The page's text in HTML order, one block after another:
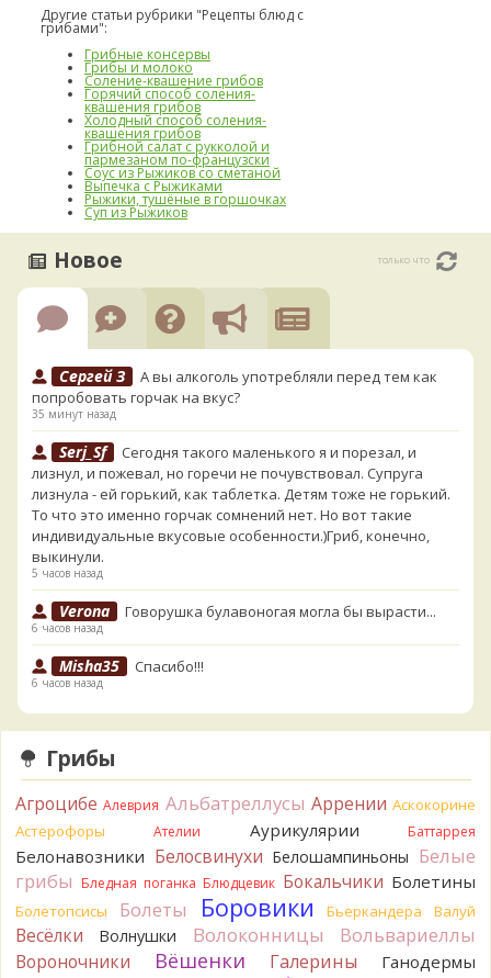
Другие статьи рубрики "Рецепты блюд с
грибами":
Грибные консервы
Грибы и молоко
Соление-квашение грибов
Горячий способ соления-
квашения грибов
Холодный способ соления-
квашения грибов
Грибной салат с рукколой и
пармезаном по-французски
Соус из Рыжиков со сметаной
Выпечка с Рыжиками
Рыжики, тушёные в горшочках
Суп из Рыжиков
Новое только что
Сергей З
А вы алкоголь употребляли перед тем как
попробовать горчак на вкус?
35 минут назад
Serj_Sf
Сегодня такого маленького я и порезал, и
лизнул, и пожевал, но горечи не почувствовал. Супруга
лизнула - ей горький, как таблетка. Детям тоже не горький.
То что это именно горчак сомнений нет. Но вот такие
индивидуальные вкусовые особенности.)Гриб, конечно,
выкинули.
5 часов назад
Verona Говорушка булавоногая могла бы вырасти...
6 часов назад
Misha35 Спасибо!!!
6 часов назад
BorisM
точно нет! P.S. Вячеслав, мы ждём ваших подтверждений
насчёт того, что на разных фото не один и тот же гриб. Они
хорошо было бы упорядочить это с вашим участием.
Разные грибы нужно разнести по разным вопросам!
BorisM Однозначно польский!
BorisM
Николай, дайте уточнение насчёт изменения
цвета гриба на срезе. Без этой информации до конца
Грибы
Агроцибе Алеврия Альбатреллусы Аррении Аскокорине
Астерофоры
Ателии Аурикулярии Баттаррея
Белонавозники Белосвинухи Белошампиньоны Белые
грибы Бледная поганка Блюдцевик Бокальчики Болетины
Болетопсисы Болеты Боровики Бьеркандера Валуй
Весёлки Волнушки Волоконницы Вольвариеллы
Вороночники Вёшенки Галерины Ганодермы